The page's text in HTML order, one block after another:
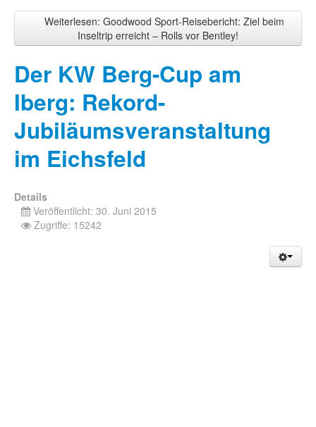
Weiterlesen: Goodwood Sport-Reisebericht: Ziel beim
Inseltrip erreicht – Rolls vor Bentley!
Der KW Berg-Cup am
Iberg: Rekord-
Jubiläumsveranstaltung
im Eichsfeld
Details
Veröffentlicht: 30. Juni 2015
Zugriffe: 15242